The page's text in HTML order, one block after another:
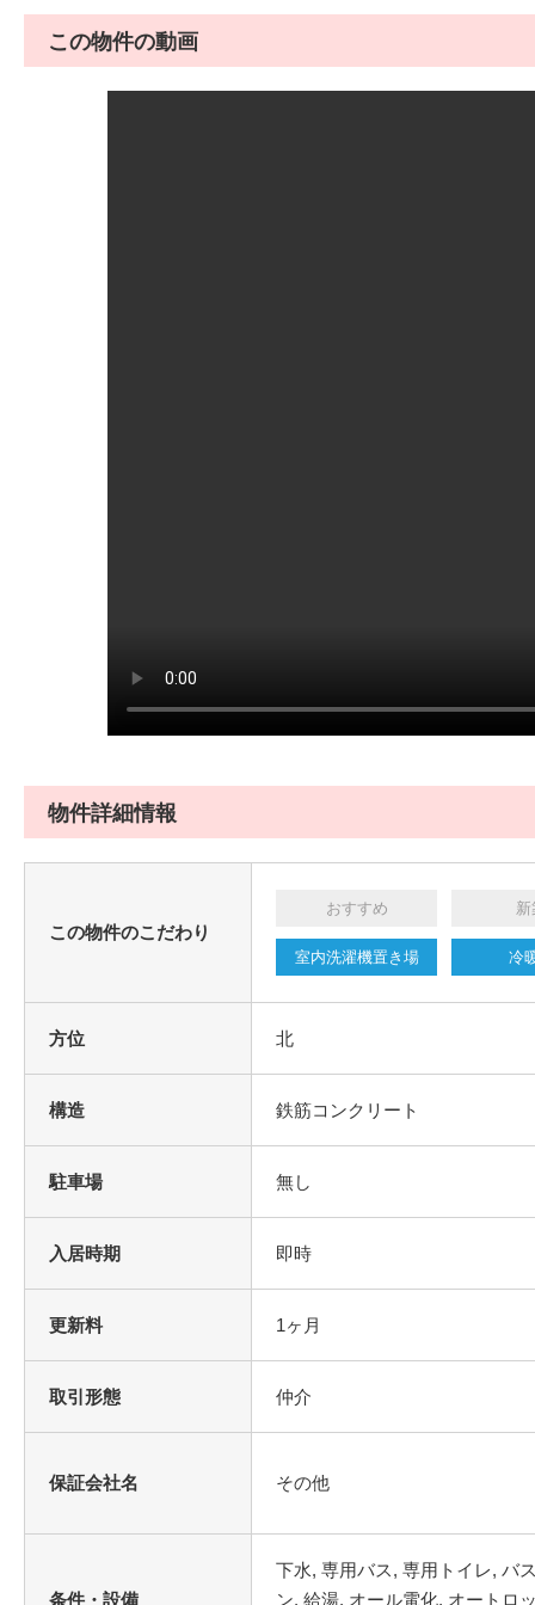
この物件の動画
物件詳細情報
この物件のこだわり
おすすめ 新
室内洗濯機置き場 冷
方位 北
構造 鉄筋コンクリート
駐車場 無し
入居時期 即時
更新料 1ヶ月
取引形態 仲介
保証会社名 その他
条件・設備
下水, 専用バス, 専用トイレ, バ
ン, 給湯, オール電化, オートロ